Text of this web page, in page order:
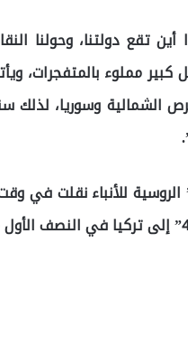
تقع دولتنا، وحولنا
كبير مملوء بالمتفجرات،
الشمالية وسوريا،
الروسية للأنباء نقلت